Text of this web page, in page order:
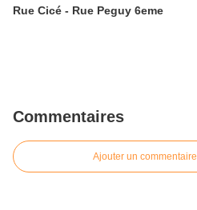
Rue Cicé - Rue Peguy 6eme
Commentaires
Ajouter un commentaire